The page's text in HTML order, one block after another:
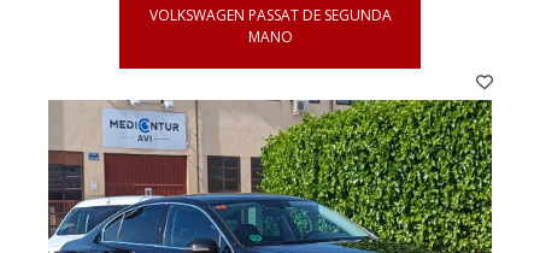
VOLKSWAGEN PASSAT DE SEGUNDA
MANO